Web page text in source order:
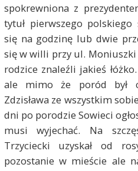
spokrewniona z
tytuł pierwszego polskiego
się na godzinę lub dwie
się w willi przy ul. Moniuszki
rodzice znaleźli jakieś
ale mimo że poród był
Zdzisława ze wszystkim
dni po porodzie Sowieci
musi wyjechać. Na
Trzyciecki uzyskał od
pozostanie w mieście ale